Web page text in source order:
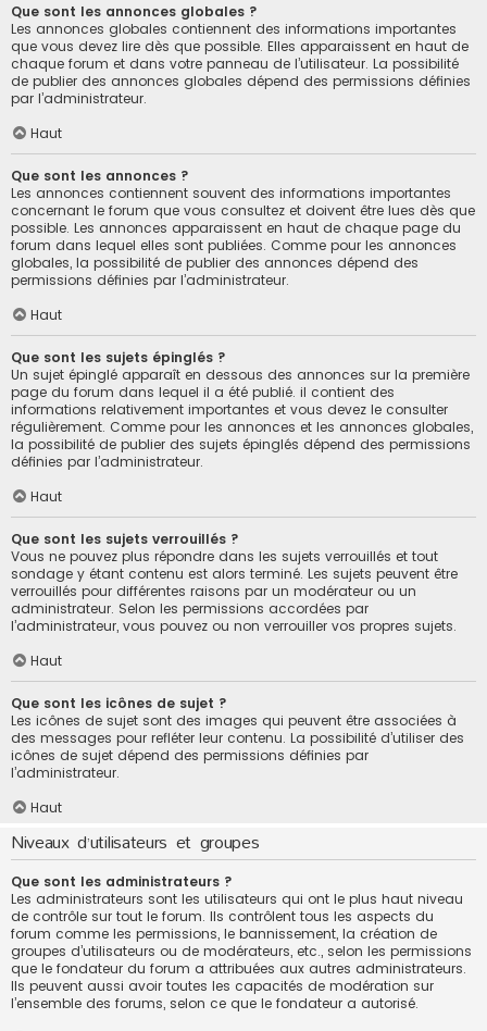
Que sont les annonces globales ?
Les annonces globales contiennent des informations importantes
que vous devez lire dès que possible. Elles apparaissent en haut de
chaque forum et dans votre panneau de l’utilisateur. La possibilité
de publier des annonces globales dépend des permissions définies
par l’administrateur.
Haut
Que sont les annonces ?
Les annonces contiennent souvent des informations importantes
concernant le forum que vous consultez et doivent être lues dès que
possible. Les annonces apparaissent en haut de chaque page du
forum dans lequel elles sont publiées. Comme pour les annonces
globales, la possibilité de publier des annonces dépend des
permissions définies par l’administrateur.
Haut
Que sont les sujets épinglés ?
Un sujet épinglé apparaît en dessous des annonces sur la première
page du forum dans lequel il a été publié. il contient des
informations relativement importantes et vous devez le consulter
régulièrement. Comme pour les annonces et les annonces globales,
la possibilité de publier des sujets épinglés dépend des permissions
définies par l’administrateur.
Haut
Que sont les sujets verrouillés ?
Vous ne pouvez plus répondre dans les sujets verrouillés et tout
sondage y étant contenu est alors terminé. Les sujets peuvent être
verrouillés pour différentes raisons par un modérateur ou un
administrateur. Selon les permissions accordées par
l’administrateur, vous pouvez ou non verrouiller vos propres sujets.
Haut
Que sont les icônes de sujet ?
Les icônes de sujet sont des images qui peuvent être associées à
des messages pour refléter leur contenu. La possibilité d’utiliser des
icônes de sujet dépend des permissions définies par
l’administrateur.
Haut
Niveaux d’utilisateurs et groupes
Que sont les administrateurs ?
Les administrateurs sont les utilisateurs qui ont le plus haut niveau
de contrôle sur tout le forum. Ils contrôlent tous les aspects du
forum comme les permissions, le bannissement, la création de
groupes d’utilisateurs ou de modérateurs, etc., selon les permissions
que le fondateur du forum a attribuées aux autres administrateurs.
Ils peuvent aussi avoir toutes les capacités de modération sur
l’ensemble des forums, selon ce que le fondateur a autorisé.